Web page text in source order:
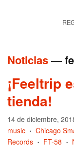
Noticias—
¡Feeltrip
tienda!
14 de diciembre,
music
• Chicago
Records
• FT-58 •